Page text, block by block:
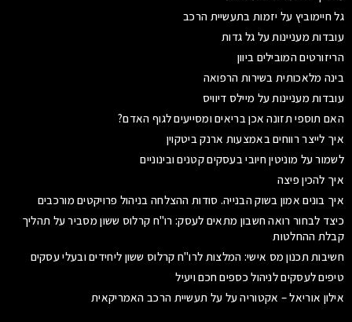
גל חיימוביץ על יזמות בתעשיית הרכב
עובדות מעניינות על גל גדות
הריזורטים המובילים ביוון
בינה מלאכותית בשירות הרפואה
עובדות מעניינות על מיילס דיוויס
האם תוספי תזונה אכן בריאים ומסייעים לגוף האדם?
איך לייצר רווחים באמצעות ארנק ביטקוין
לשמור על מוניטין חיובי בעסקים קטנים ובינוניים
איך להכין פיצה
איך בונים אמון בשוק הבנייה. סודות ההצלחה בניהול פרויקטים מורכבים
כיצד לבחור רואה חשבון מתאים לעסק: רו"ח קרלוס ששון מסביר על תהליך
קבלת ההחלטות
חשיבות תכנון מס אישי: המלצות לרו"ח קרלוס ששון ליחידים ובעלי עסקים
טיפים לעסקים לניהול כספים חכם ויעיל
אילון אוריאל – אקטוריה על על תעשיית הרכב האמריקאית